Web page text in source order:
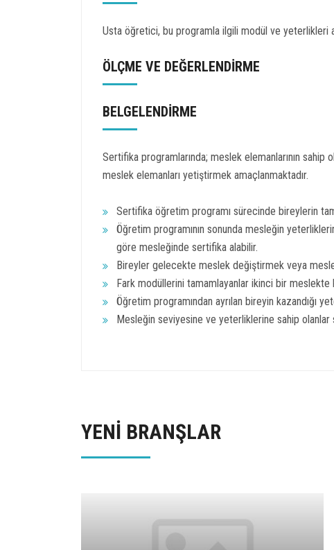
Usta öğretici, bu programla ilgili modül ve yeterlikleri
ÖLÇME VE DEĞERLENDİRME
BELGELENDİRME
Sertifika programlarında; meslek elemanlarının
meslek elemanları yetiştirmek amaçlanmaktadır.
Sertifika öğretim programı sürecinde bireylerin
Öğretim programının sonunda mesleğin
göre mesleğinde sertifika alabilir.
Bireyler gelecekte meslek değiştirmek veya
Fark modüllerini tamamlayanlar ikinci bir
Öğretim programından ayrılan bireyin kazandığı
Mesleğin seviyesine ve yeterliklerine sahip olanlar
YENİ BRANŞLAR